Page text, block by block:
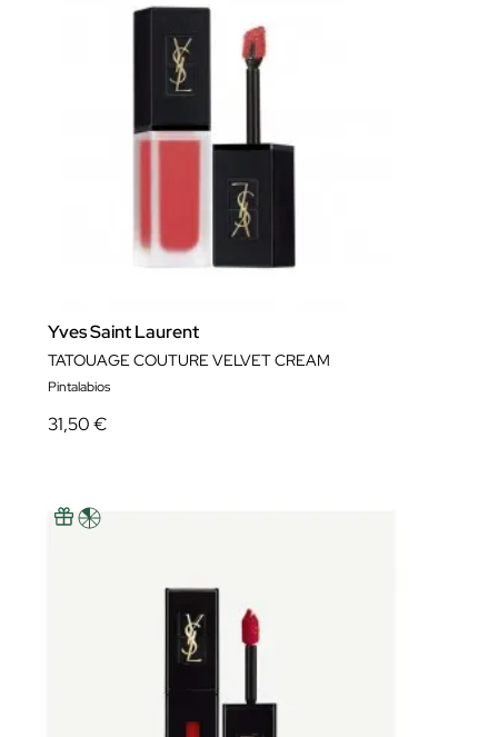
Yves Saint Laurent
TATOUAGE COUTURE VELVET CREAM
Pintalabios
31,50 €